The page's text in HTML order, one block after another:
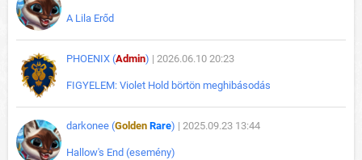
A Lila Erőd
PHOENIX (Admin) | 2026.06.10 20:23
FIGYELEM: Violet Hold börtön meghibásodás
darkonee (Golden Rare) | 2025.09.23 13:44
Hallow's End (esemény)